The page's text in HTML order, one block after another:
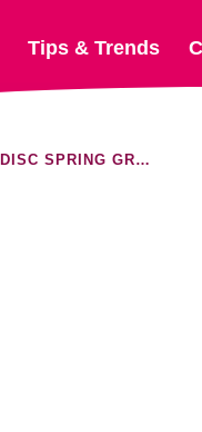
Tips & Trends
READY ROLLED FONDANT DISC SPRING GREEN